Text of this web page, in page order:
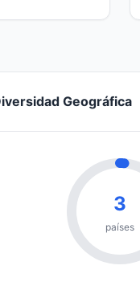
Geográfica
3
países